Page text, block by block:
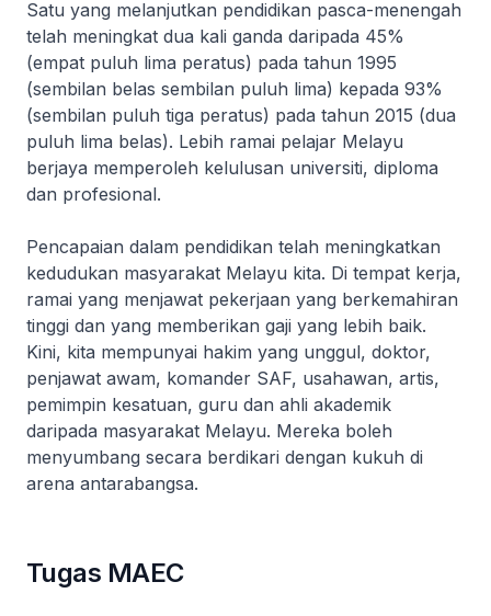
Satu yang melanjutkan pendidikan pasca-menengah
telah meningkat dua kali ganda daripada 45%
(empat puluh lima peratus) pada tahun 1995
(sembilan belas sembilan puluh lima) kepada 93%
(sembilan puluh tiga peratus) pada tahun 2015 (dua
puluh lima belas). Lebih ramai pelajar Melayu
berjaya memperoleh kelulusan universiti, diploma
dan profesional.
Pencapaian dalam pendidikan telah meningkatkan
kedudukan masyarakat Melayu kita. Di tempat kerja,
ramai yang menjawat pekerjaan yang berkemahiran
tinggi dan yang memberikan gaji yang lebih baik.
Kini, kita mempunyai hakim yang unggul, doktor,
penjawat awam, komander SAF, usahawan, artis,
pemimpin kesatuan, guru dan ahli akademik
daripada masyarakat Melayu. Mereka boleh
menyumbang secara berdikari dengan kukuh di
arena antarabangsa.
Tugas MAEC